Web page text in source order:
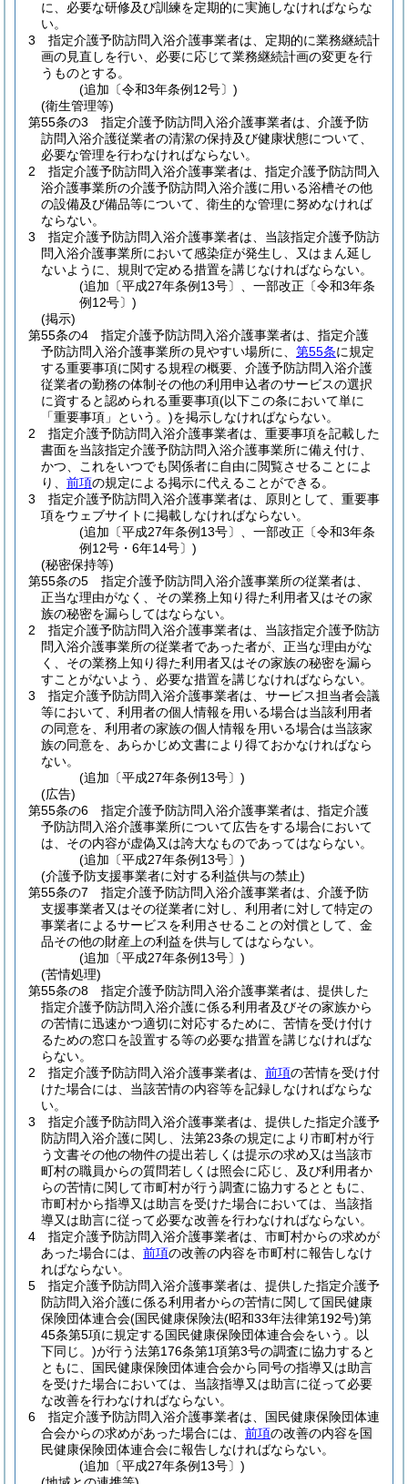
に、必要な研修及び訓練を定期的に実施しなければならな
い。
3
指定介護予防訪問入浴介護事業者は、定期的に業務継続計
画の見直しを行い、必要に応じて業務継続計画の変更を行
うものとする。
(追加〔令和3年条例12号〕)
(衛生管理等)
第55条の3
指定介護予防訪問入浴介護事業者は、介護予防
訪問入浴介護従業者の清潔の保持及び健康状態について、
必要な管理を行わなければならない。
2
指定介護予防訪問入浴介護事業者は、指定介護予防訪問入
浴介護事業所の介護予防訪問入浴介護に用いる浴槽その他
の設備及び備品等について、衛生的な管理に努めなければ
ならない。
3
指定介護予防訪問入浴介護事業者は、当該指定介護予防訪
問入浴介護事業所において感染症が発生し、又はまん延し
ないように、規則で定める措置を講じなければならない。
(追加〔平成27年条例13号〕、一部改正〔令和3年条
例12号〕)
(掲示)
第55条の4
指定介護予防訪問入浴介護事業者は、指定介護
予防訪問入浴介護事業所の見やすい場所に、 第55条に規定
する重要事項に関する規程の概要、介護予防訪問入浴介護
従業者の勤務の体制その他の利用申込者のサービスの選択
に資すると認められる重要事項(以下この条において単に
「重要事項」という。)を掲示しなければならない。
2
指定介護予防訪問入浴介護事業者は、重要事項を記載した
書面を当該指定介護予防訪問入浴介護事業所に備え付け、
かつ、これをいつでも関係者に自由に閲覧させることによ
り、 前項の規定による掲示に代えることができる。
3
指定介護予防訪問入浴介護事業者は、原則として、重要事
項をウェブサイトに掲載しなければならない。
(追加〔平成27年条例13号〕、一部改正〔令和3年条
例12号・6年14号〕)
(秘密保持等)
第55条の5
指定介護予防訪問入浴介護事業所の従業者は、
正当な理由がなく、その業務上知り得た利用者又はその家
族の秘密を漏らしてはならない。
2
指定介護予防訪問入浴介護事業者は、当該指定介護予防訪
問入浴介護事業所の従業者であった者が、正当な理由がな
く、その業務上知り得た利用者又はその家族の秘密を漏ら
すことがないよう、必要な措置を講じなければならない。
3
指定介護予防訪問入浴介護事業者は、サービス担当者会議
等において、利用者の個人情報を用いる場合は当該利用者
の同意を、利用者の家族の個人情報を用いる場合は当該家
族の同意を、あらかじめ文書により得ておかなければなら
ない。
(追加〔平成27年条例13号〕)
(広告)
第55条の6
指定介護予防訪問入浴介護事業者は、指定介護
予防訪問入浴介護事業所について広告をする場合において
は、その内容が虚偽又は誇大なものであってはならない。
(追加〔平成27年条例13号〕)
(介護予防支援事業者に対する利益供与の禁止)
第55条の7
指定介護予防訪問入浴介護事業者は、介護予防
支援事業者又はその従業者に対し、利用者に対して特定の
事業者によるサービスを利用させることの対償として、金
品その他の財産上の利益を供与してはならない。
(追加〔平成27年条例13号〕)
(苦情処理)
第55条の8
指定介護予防訪問入浴介護事業者は、提供した
指定介護予防訪問入浴介護に係る利用者及びその家族から
の苦情に迅速かつ適切に対応するために、苦情を受け付け
るための窓口を設置する等の必要な措置を講じなければな
らない。
2
指定介護予防訪問入浴介護事業者は、 前項の苦情を受け付
けた場合には、当該苦情の内容等を記録しなければならな
い。
3
指定介護予防訪問入浴介護事業者は、提供した指定介護予
防訪問入浴介護に関し、法第23条の規定により市町村が行
う文書その他の物件の提出若しくは提示の求め又は当該市
町村の職員からの質問若しくは照会に応じ、及び利用者か
らの苦情に関して市町村が行う調査に協力するとともに、
市町村から指導又は助言を受けた場合においては、当該指
導又は助言に従って必要な改善を行わなければならない。
4
指定介護予防訪問入浴介護事業者は、市町村からの求めが
あった場合には、 前項の改善の内容を市町村に報告しなけ
ればならない。
5
指定介護予防訪問入浴介護事業者は、提供した指定介護予
防訪問入浴介護に係る利用者からの苦情に関して国民健康
保険団体連合会(国民健康保険法(昭和33年法律第192号)第
45条第5項に規定する国民健康保険団体連合会をいう。以
下同じ。)が行う法第176条第1項第3号の調査に協力すると
ともに、国民健康保険団体連合会から同号の指導又は助言
を受けた場合においては、当該指導又は助言に従って必要
な改善を行わなければならない。
6
指定介護予防訪問入浴介護事業者は、国民健康保険団体連
合会からの求めがあった場合には、 前項の改善の内容を国
民健康保険団体連合会に報告しなければならない。
(追加〔平成27年条例13号〕)